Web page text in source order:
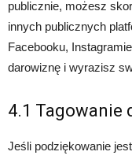
publicznie, możesz
innych publicznych
Facebooku,
darowiznę i wyrazisz
4.1 Tagowanie
Jeśli podziękowanie